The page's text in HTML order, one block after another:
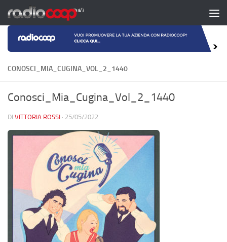
Salta al contenuto
CONOSCI_MIA_CUGINA_VOL_2_1440
Conosci_Mia_Cugina_Vol_2_1440
DI VITTORIA ROSSI · 25/05/2022